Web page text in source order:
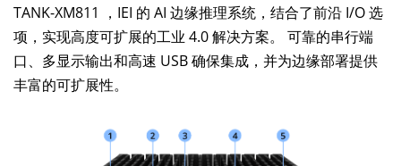
TANK-XM811 ，IEI 的 AI 边缘推理系统，结合了前沿 I/O 选
项，实现高度可扩展的工业 4.0 解决方案。 可靠的串行端
口、多显示输出和高速 USB 确保集成，并为边缘部署提供
丰富的可扩展性。